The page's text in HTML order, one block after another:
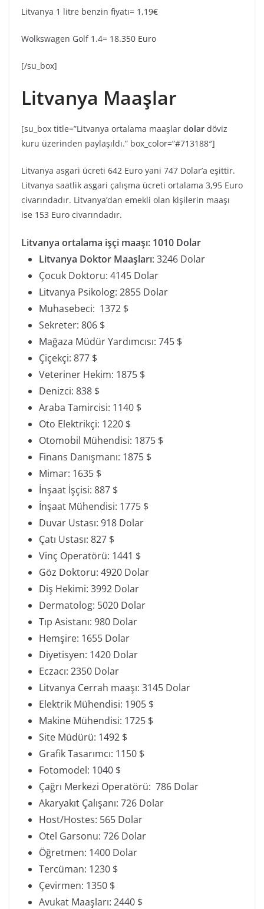
Litvanya 1 litre benzin fiyatı= 1,19€
Wolkswagen Golf 1.4= 18.350 Euro
[/su_box]
Litvanya Maaşlar
[su_box title=”Litvanya ortalama maaşlar dolar döviz
kuru üzerinden paylaşıldı.” box_color=”#713188″]
Litvanya asgari ücreti 642 Euro yani 747 Dolar’a eşittir.
Litvanya saatlik asgari çalışma ücreti ortalama 3,95 Euro
civarındadır. Litvanya’dan emekli olan kişilerin maaşı
ise 153 Euro civarındadır.
Litvanya ortalama işçi maaşı: 1010 Dolar
Litvanya Doktor Maaşları: 3246 Dolar
Çocuk Doktoru: 4145 Dolar
Litvanya Psikolog: 2855 Dolar
Muhasebeci: 1372 $
Sekreter: 806 $
Mağaza Müdür Yardımcısı: 745 $
Çiçekçi: 877 $
Veteriner Hekim: 1875 $
Denizci: 838 $
Araba Tamircisi: 1140 $
Oto Elektrikçi: 1220 $
Otomobil Mühendisi: 1875 $
Finans Danışmanı: 1875 $
Mimar: 1635 $
İnşaat İşçisi: 887 $
İnşaat Mühendisi: 1775 $
Duvar Ustası: 918 Dolar
Çatı Ustası: 827 $
Vinç Operatörü: 1441 $
Göz Doktoru: 4920 Dolar
Diş Hekimi: 3992 Dolar
Dermatolog: 5020 Dolar
Tıp Asistanı: 980 Dolar
Hemşire: 1655 Dolar
Diyetisyen: 1420 Dolar
Eczacı: 2350 Dolar
Litvanya Cerrah maaşı: 3145 Dolar
Elektrik Mühendisi: 1905 $
Makine Mühendisi: 1725 $
Site Müdürü: 1492 $
Grafik Tasarımcı: 1150 $
Fotomodel: 1040 $
Çağrı Merkezi Operatörü: 786 Dolar
Akaryakıt Çalışanı: 726 Dolar
Host/Hostes: 565 Dolar
Otel Garsonu: 726 Dolar
Öğretmen: 1400 Dolar
Tercüman: 1230 $
Çevirmen: 1350 $
Avukat Maaşları: 2440 $